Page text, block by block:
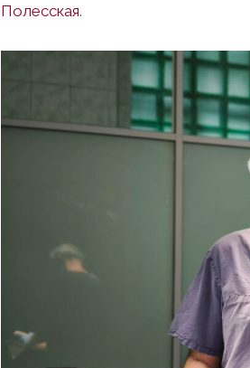
Полесская.